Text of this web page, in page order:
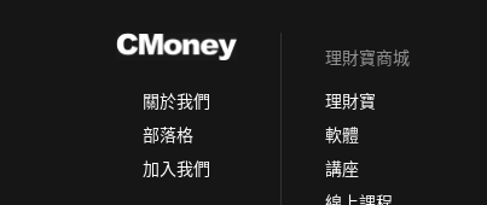
關於我們
部落格
加入我們
理財寶商城
理財寶
軟體
講座